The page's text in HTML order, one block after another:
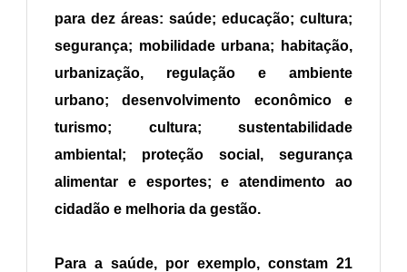
para dez áreas: saúde; educação; cultura;
segurança; mobilidade urbana; habitação,
urbanização, regulação e ambiente
urbano; desenvolvimento econômico e
turismo; cultura; sustentabilidade
ambiental; proteção social, segurança
alimentar e esportes; e atendimento ao
cidadão e melhoria da gestão.
Para a saúde, por exemplo, constam 21